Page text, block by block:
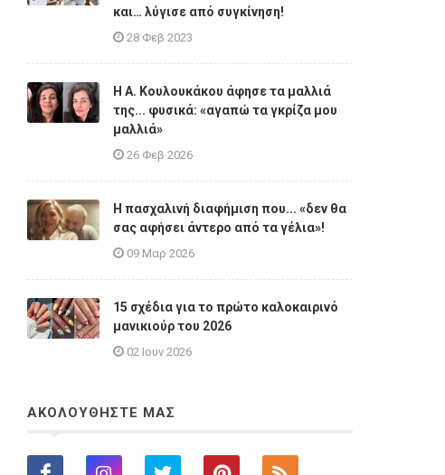
και… λύγισε από συγκίνηση!
28 Φεβ 2023
Η A. Κουλουκάκου άφησε τα μαλλιά
της... φυσικά: «αγαπώ τα γκρίζα μου
μαλλιά»
26 Φεβ 2026
Η πασχαλινή διαφήμιση που... «δεν θα
σας αφήσει άντερο από τα γέλια»!
09 Μαρ 2026
15 σχέδια για το πρώτο καλοκαιρινό
μανικιούρ του 2026
02 Ιουν 2026
ΑΚΟΛΟΥΘΗΣΤΕ ΜΑΣ